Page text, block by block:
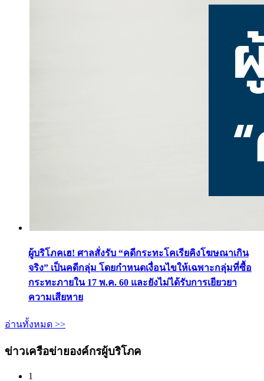
ผู้บริโภคเฮ! ศาลสั่งรับ “คดีกระทะโคเรียคิงโฆษณาเกิน
จริง” เป็นคดีกลุ่ม โดยกำหนดเงื่อนไขให้เฉพาะกลุ่มที่ซื้อ
กระทะภายใน 17 พ.ค. 60 และยังไม่ได้รับการเยียวยา
ความเสียหาย
อ่านทั้งหมด >>
ข่าวเครือข่ายองค์กรผู้บริโภค
1